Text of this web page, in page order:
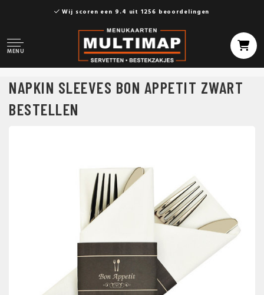
Wij scoren een 9.4 uit 1256 beoordelingen
MENU
NAPKIN SLEEVES BON APPETIT ZWART
BESTELLEN